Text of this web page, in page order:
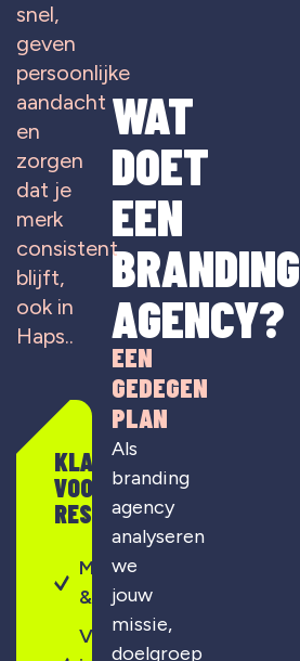
snel,
geven
persoonlijke
aandacht
en
zorgen
dat je
merk
consistent
blijft,
ook in
Haps..
KLAAR
VOOR
RESULTAAT?
Merkontwikkeling
& strategie
Visuele
WAT
DOET
EEN
BRANDING
AGENCY?
EEN
GEDEGEN
PLAN
Als
branding
agency
analyseren
we
jouw
missie,
doelgroep